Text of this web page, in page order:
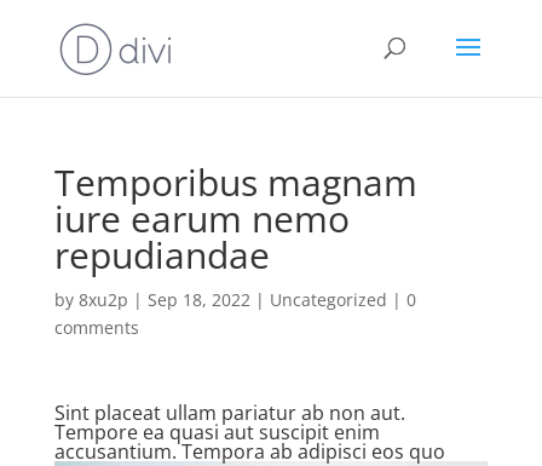
Temporibus magnam
iure earum nemo
repudiandae
by 8xu2p | Sep 18, 2022| Uncategorized | 0
comments
Sint placeat ullam pariatur ab non aut.
Tempore ea quasi aut suscipit enim
accusantium. Tempora ab adipisci eos quo